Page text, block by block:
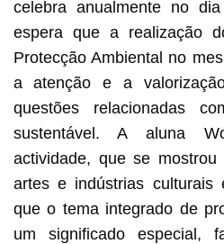
celebra anualmente no
espera que a realização
Protecção Ambiental no
a atenção e a
questões relacionadas
sustentável. A aluna
actividade, que se
artes e indústrias culturais
que o tema integrado de
um significado especial,